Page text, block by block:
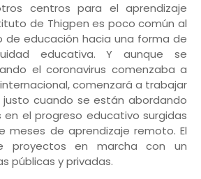
centros para el aprendizaje
de Thigpen es poco común al
de educación hacia una forma de
educativa. Y aunque se
el coronavirus comenzaba a
comenzará a trabajar
cuando se están abordando
el progreso educativo surgidas
meses de aprendizaje remoto. El
proyectos en marcha con un
públicas y privadas.